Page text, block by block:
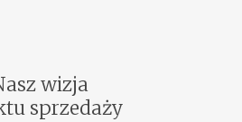
wizja
sprzedaży